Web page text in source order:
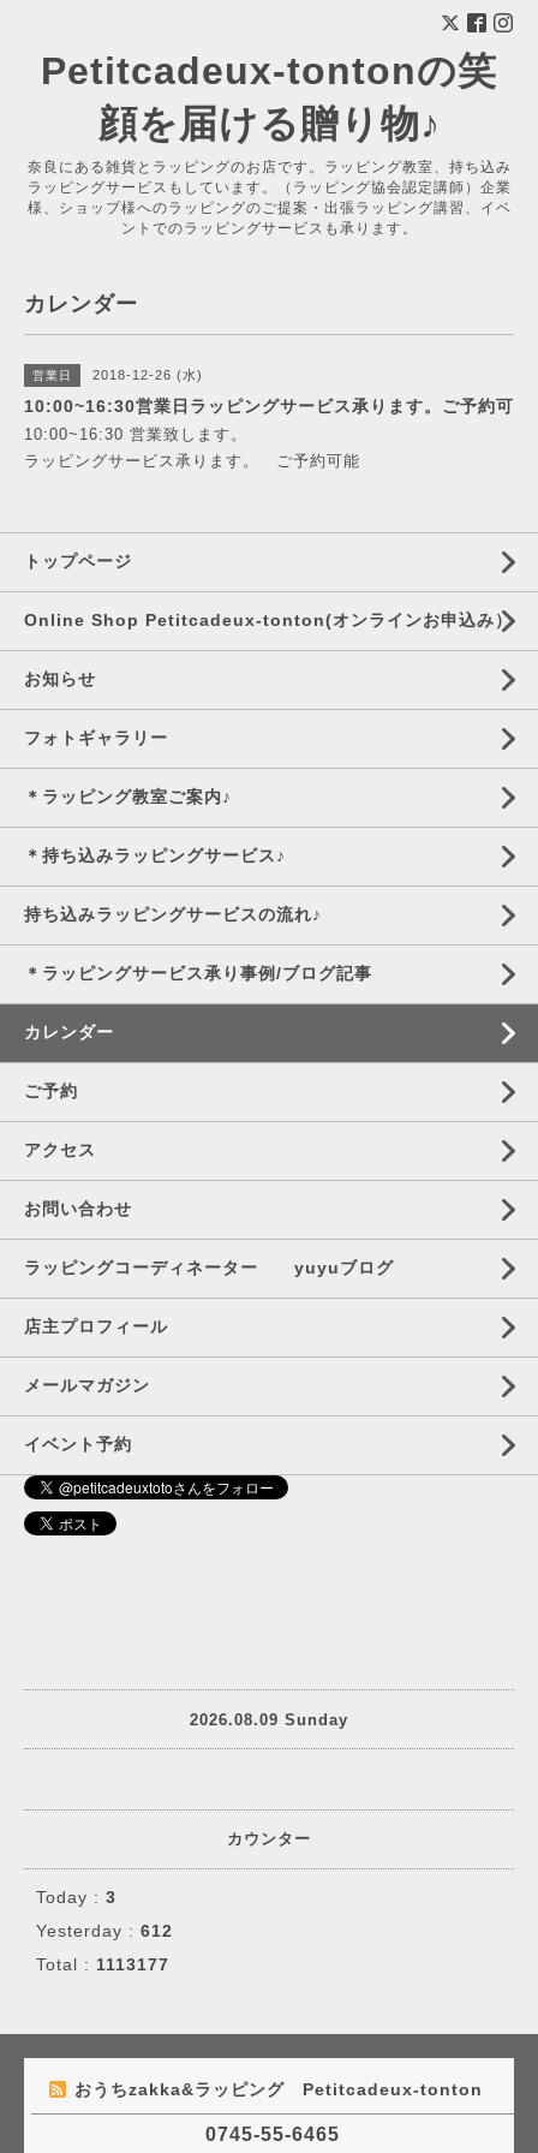
Petitcadeux-tontonの笑
顔を届ける贈り物♪
奈良にある雑貨とラッピングのお店です。ラッピング教室、持ち込み
ラッピングサービスもしています。（ラッピング協会認定講師）企業
様、ショップ様へのラッピングのご提案・出張ラッピング講習、イベ
ントでのラッピングサービスも承ります。
カレンダー
営業日 2018-12-26 (水)
10:00~16:30営業日ラッピングサービス承ります。ご予約可
10:00~16:30 営業致します。
ラッピングサービス承ります。 ご予約可能
トップページ
Online Shop Petitcadeux-tonton(オンラインお申込み）
お知らせ
フォトギャラリー
＊ラッピング教室ご案内♪
＊持ち込みラッピングサービス♪
持ち込みラッピングサービスの流れ♪
＊ラッピングサービス承り事例/ブログ記事
カレンダー
ご予約
アクセス
お問い合わせ
ラッピングコーディネーター yuyuブログ
店主プロフィール
メールマガジン
イベント予約
2026.08.09 Sunday
カウンター
Today : 3
Yesterday : 612
Total : 1113177
おうちzakka&ラッピング Petitcadeux-tonton
0745-55-6465